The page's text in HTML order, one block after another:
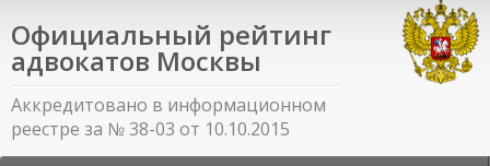
Официальный рейтинг
адвокатов Москвы
Аккредитовано в информационном
реестре за № 38-03 от 10.10.2015